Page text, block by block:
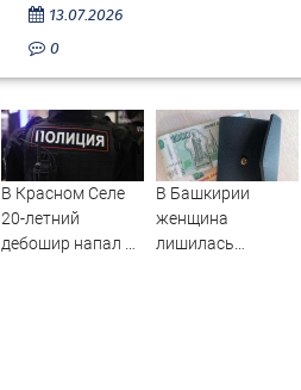
13.07.2026
0
В Красном Селе
20-летний
дебошир напал на
В Башкирии
женщина
лишилась